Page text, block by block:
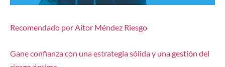
Recomendado por Aitor Méndez Riesgo
Gane confianza con una estrategia sólida y una gestión del